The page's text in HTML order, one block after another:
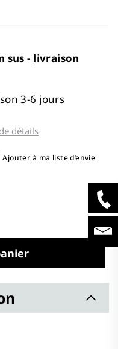
sus - livraison
3-6 jours
détails
Ajouter à ma liste d’envie